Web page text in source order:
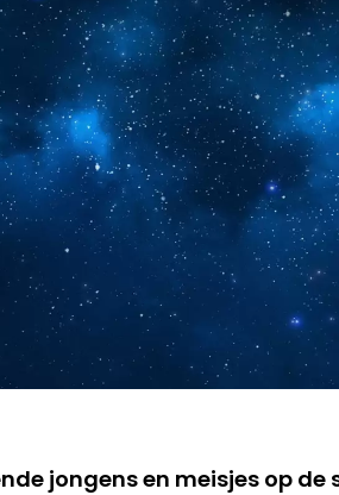
jongens en meisjes op